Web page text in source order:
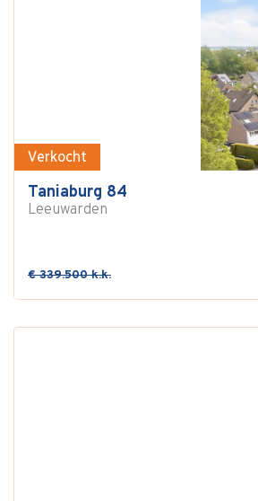
Verkocht
Taniaburg 84
Leeuwarden
€ 339.500 k.k.